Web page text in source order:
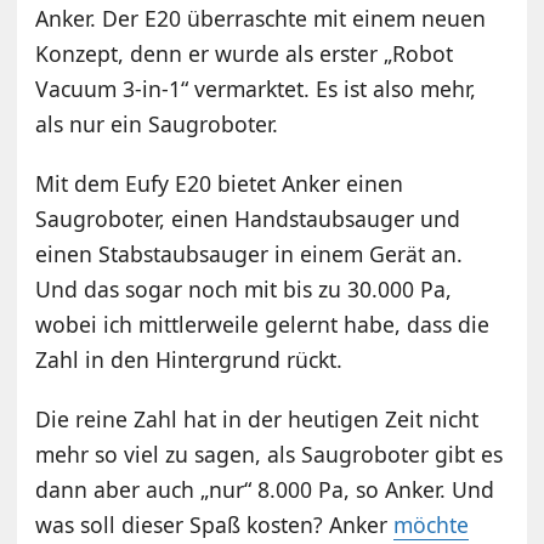
Anker. Der E20 überraschte mit einem neuen
Konzept, denn er wurde als erster „Robot
Vacuum 3-in-1“ vermarktet. Es ist also mehr,
als nur ein Saugroboter.
Mit dem Eufy E20 bietet Anker einen
Saugroboter, einen Handstaubsauger und
einen Stabstaubsauger in einem Gerät an.
Und das sogar noch mit bis zu 30.000 Pa,
wobei ich mittlerweile gelernt habe, dass die
Zahl in den Hintergrund rückt.
Die reine Zahl hat in der heutigen Zeit nicht
mehr so viel zu sagen, als Saugroboter gibt es
dann aber auch „nur“ 8.000 Pa, so Anker. Und
was soll dieser Spaß kosten? Anker möchte